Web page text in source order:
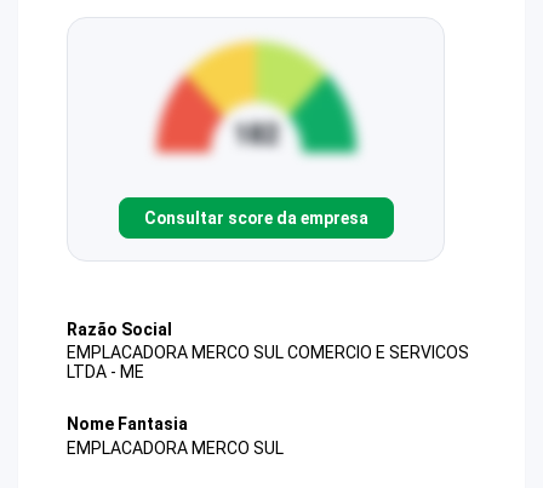
Consultar score da empresa
Razão Social
EMPLACADORA MERCO SUL COMERCIO E SERVICOS
LTDA - ME
Nome Fantasia
EMPLACADORA MERCO SUL